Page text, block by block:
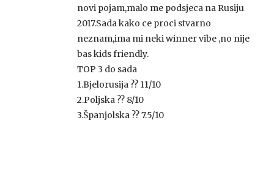
novi pojam,malo me podsjeca na Rusiju
2017.Sada kako ce proci stvarno
neznam,ima mi neki winner vibe ,no nije
bas kids friendly.
TOP 3 do sada
1.Bjelorusija ?? 11/10
2.Poljska ?? 8/10
3.Španjolska ?? 7.5/10